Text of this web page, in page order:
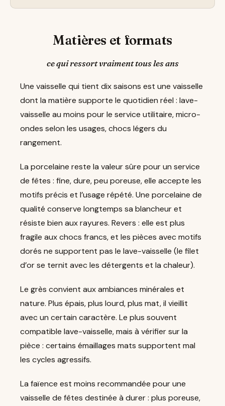
Matières et formats
ce qui ressort vraiment tous les ans
Une vaisselle qui tient dix saisons est une vaisselle
dont la matière supporte le quotidien réel : lave-
vaisselle au moins pour le service utilitaire, micro-
ondes selon les usages, chocs légers du
rangement.
La porcelaine reste la valeur sûre pour un service
de fêtes : fine, dure, peu poreuse, elle accepte les
motifs précis et l’usage répété. Une porcelaine de
qualité conserve longtemps sa blancheur et
résiste bien aux rayures. Revers : elle est plus
fragile aux chocs francs, et les pièces avec motifs
dorés ne supportent pas le lave-vaisselle (le filet
d’or se ternit avec les détergents et la chaleur).
Le grès convient aux ambiances minérales et
nature. Plus épais, plus lourd, plus mat, il vieillit
avec un certain caractère. Le plus souvent
compatible lave-vaisselle, mais à vérifier sur la
pièce : certains émaillages mats supportent mal
les cycles agressifs.
La faïence est moins recommandée pour une
vaisselle de fêtes destinée à durer : plus poreuse,